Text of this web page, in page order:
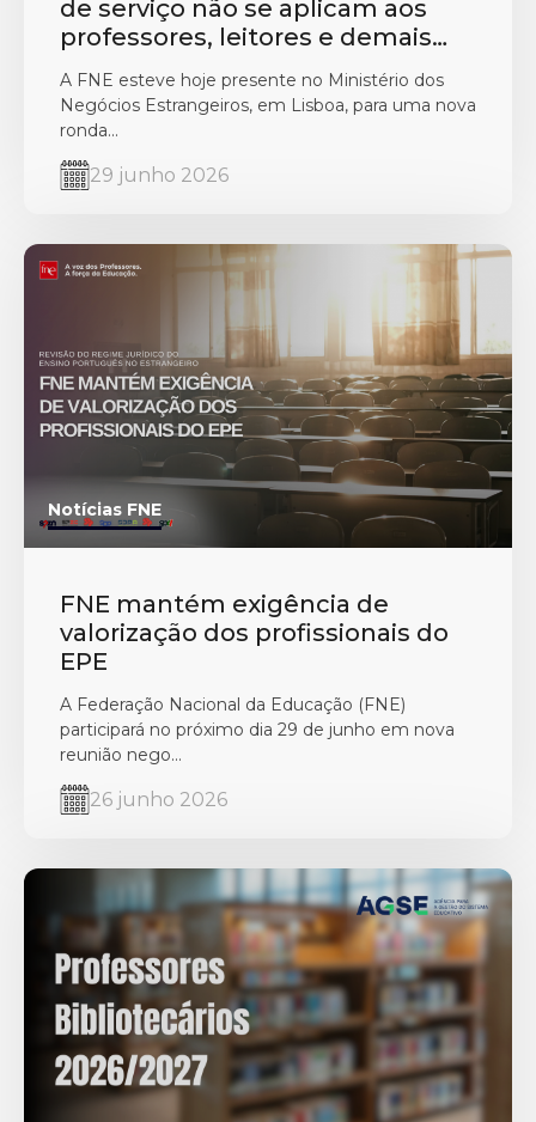
de serviço não se aplicam aos
professores, leitores e demais
trabalhadores do EPE em
exercício de funções
A FNE esteve hoje presente no Ministério dos
Negócios Estrangeiros, em Lisboa, para uma nova
ronda...
29 junho 2026
Notícias FNE
FNE mantém exigência de
valorização dos profissionais do
EPE
A Federação Nacional da Educação (FNE)
participará no próximo dia 29 de junho em nova
reunião nego...
26 junho 2026